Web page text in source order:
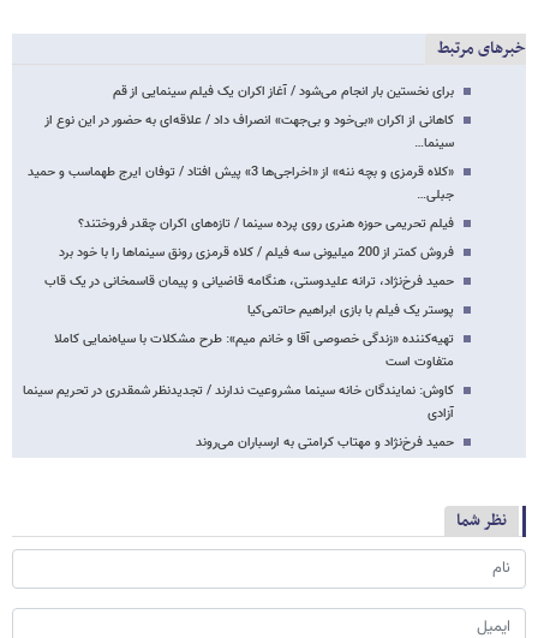
خبرهای مرتبط
برای نخستین بار انجام می‌شود / آغاز اکران یک فیلم ‌سینمایی از قم
کاهانی از اکران «بی‌خود و بی‌جهت» انصراف داد / علاقه‌ای به حضور در این نوع از
سینما…
«کلاه قرمزی و بچه ننه» از «اخراجی‌ها 3» پیش افتاد / توفان ایرج طهماسب و حمید
جبلی…
فیلم تحریمی حوزه هنری روی پرده سینما / تازه‌های اکران چقدر فروختند؟
فروش کمتر از 200 میلیونی سه فیلم / کلاه قرمزی رونق سینماها را با خود برد
حمید فرخ‌نژاد، ترانه علیدوستی، هنگامه قاضیانی و پیمان قاسمخانی در یک قاب
پوستر یک فیلم با بازی ابراهیم حاتمی‌کیا
تهیه‌کننده «زندگی خصوصی آقا و خانم میم»: طرح مشکلات با سیاه‌نمایی کاملا
متفاوت است
کاوش: نمایندگان خانه سینما مشروعیت ندارند / تجدیدنظر شمقدری در تحریم سینما
آزادی
حمید فرخ‌نژاد و مهتاب کرامتی به ارسباران می‌روند
نظر شما